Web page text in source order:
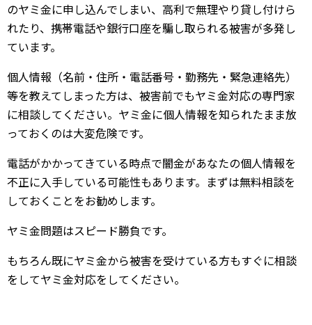
のヤミ金に申し込んでしまい、高利で無理やり貸し付けら
れたり、携帯電話や銀行口座を騙し取られる被害が多発し
ています。
個人情報（名前・住所・電話番号・勤務先・緊急連絡先）
等を教えてしまった方は、被害前でもヤミ金対応の専門家
に相談してください。ヤミ金に個人情報を知られたまま放
っておくのは大変危険です。
電話がかかってきている時点で闇金があなたの個人情報を
不正に入手している可能性もあります。まずは無料相談を
しておくことをお勧めします。
ヤミ金問題はスピード勝負です。
もちろん既にヤミ金から被害を受けている方もすぐに相談
をしてヤミ金対応をしてください。